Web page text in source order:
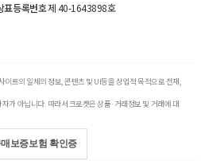
표등록번호제 40-1643898호
트의 일체의 정보, 콘텐츠 및 UI등을 상업적 목적으로 전재,
가 아닙니다. 따라서 크로켓은 상품·거래정보 및 거래에 대
매보증보험 확인증